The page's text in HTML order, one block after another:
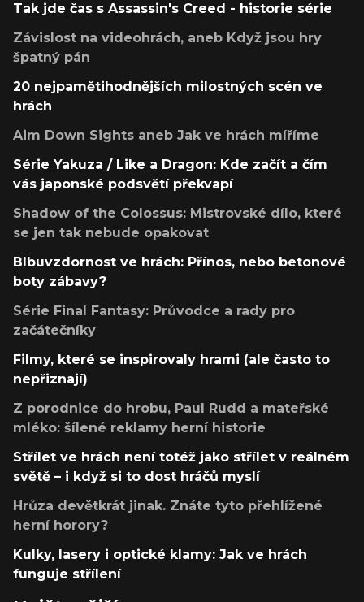
Tak jde čas s Assassin's Creed - historie série
Závislost na videohrách, aneb Když jsou hry
špatný pán
20 nejpamětihodnějších milostných scén ve
hrách
Aim Down Sights aneb Jak ve hrách míříme
Série Yakuza / Like a Dragon: Kde začít a čím
vás japonské podsvětí překvapí
Shadow of the Colossus: Mistrovské dílo, které
se jen tak nebude opakovat
Blbuvzdornost ve hrách: Přínos, nebo betonové
boty zábavy?
Série Final Fantasy: Průvodce a rady pro
začátečníky
Filmy, které se inspirovaly hrami (ale často to
nepřiznají)
Z porodnice do hrobu, Paul Rudd a mateřské
mléko: šílené reklamy herní historie
Střílet ve hrách není totéž jako střílet v reálném
světě – i když si to dost hráčů myslí
Hrůza devětkrát jinak. Znáte tyto přehlížené
herní horory?
Kulky, lasery i optické klamy: Jak ve hrách
funguje střílení